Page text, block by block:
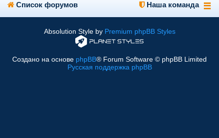
Список форумов Наша команда
Absolution Style by Premium phpBB Styles
Создано на основе phpBB® Forum Software © phpBB Limited
Русская поддержка phpBB